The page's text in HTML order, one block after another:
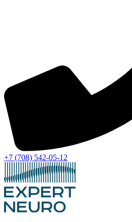
+7 (708) 542-05-12